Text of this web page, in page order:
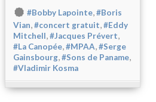
#Bobby Lapointe,#Boris
Vian,#concert gratuit,#Eddy
Mitchell,#Jacques Prévert,
#La Canopée,#MPAA,#Serge
Gainsbourg,#Sons de Paname,
#Vladimir Kosma